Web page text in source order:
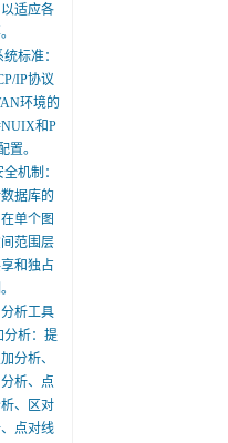
适应各
标准：
IP协议
环境的
和P
置。
机制：
据库的
单个图
范围层
和独占
析工具
析：提
分析、
析、点
、区对
点对线